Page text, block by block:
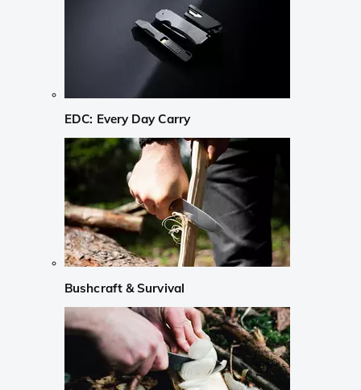
EDC: Every Day Carry
Bushcraft & Survival